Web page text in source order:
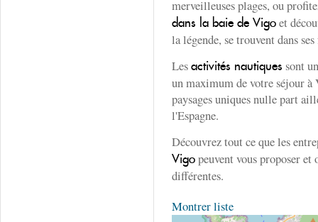
merveilleuses plages, ou
dans la baie de Vigoet
la légende, se trouvent dans
Lesactivités nautiques sont
un maximum de votre séjour à
paysages uniques nulle part
l'Espagne.
Découvrez tout ce que les
Vigopeuvent vous proposer et
différentes.
Montrer liste